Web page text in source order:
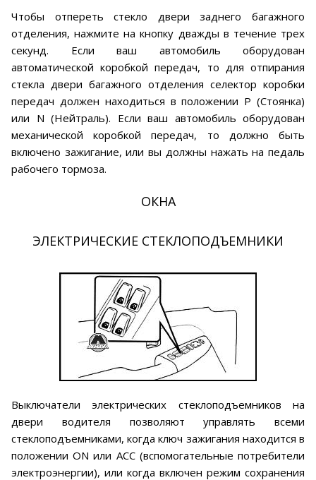
Чтобы отпереть стекло двери заднего багажного
отделения, нажмите на кнопку дважды в течение трех
секунд. Если ваш автомобиль оборудован
автоматической коробкой передач, то для отпирания
стекла двери багажного отделения селектор коробки
передач должен находиться в положении Р (Стоянка)
или N (Нейтраль). Если ваш автомобиль оборудован
механической коробкой передач, то должно быть
включено зажигание, или вы должны нажать на педаль
рабочего тормоза.
ОКНА
ЭЛЕКТРИЧЕСКИЕ СТЕКЛОПОДЪЕМНИКИ
Выключатели электрических стеклоподъемников на
двери водителя позволяют управлять всеми
стеклоподъемниками, когда ключ зажигания находится в
положении ON или АСС (вспомогательные потребители
электроэнергии), или когда включен режим сохранения